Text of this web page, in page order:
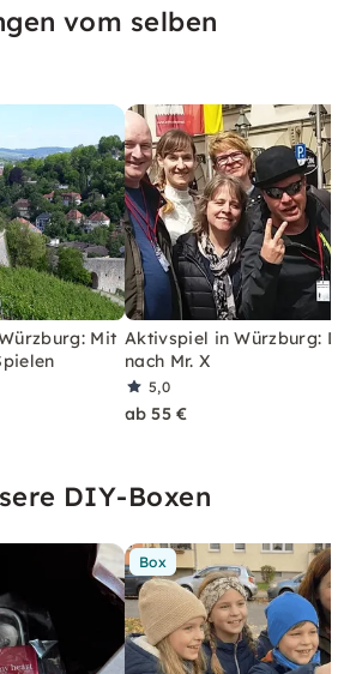
vom selben
Mit Aktivspiel in Würzburg:
nach Mr. X
5,0
ab 55 €
DIY-Boxen
Box